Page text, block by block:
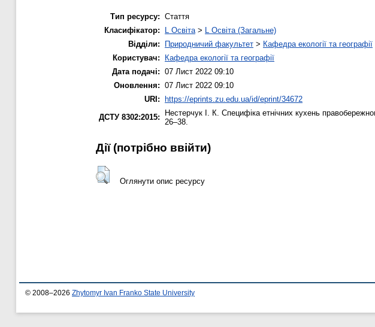
Тип ресурсу: Стаття
Класифікатор:
L Освіта> L Освіта (Загальне)
Відділи:
Природничий факультет > Кафедра екології та географії
Користувач:
Кафедра екології та географії
Дата подачі: 07 Лист 2022 09:10
Оновлення: 07 Лист 2022 09:10
URI:
https://eprints.zu.edu.ua/id/eprint/34672
ДСТУ 8302:2015:
Нестерчук І. К. Специфіка етнічних кухень
26–38.
Дії ​​(потрібно ввійти)
Оглянути опис ресурсу
© 2008–2026 Zhytomyr Ivan Franko State University